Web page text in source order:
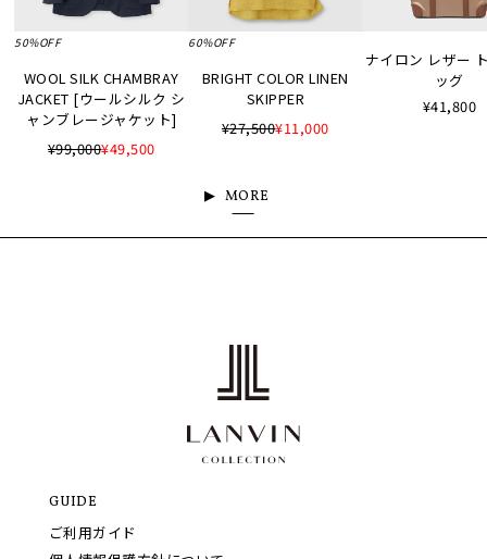
50%OFF
WOOL SILK CHAMBRAY
JACKET [ウールシルク シ
ャンブレージャケット]
¥99,000¥49,500
60%OFF
BRIGHT COLOR LINEN
SKIPPER
¥27,500¥11,000
ナイロン レザー
ッグ
¥41,800
MORE
GUIDE
ご利用ガイド